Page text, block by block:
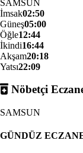
SAMSUN
İmsak02:50
Güneş05:00
Öğle12:44
İkindi16:44
Akşam20:18
Yatsı22:09
Nöbetçi
SAMSUN
GÜNDÜZ